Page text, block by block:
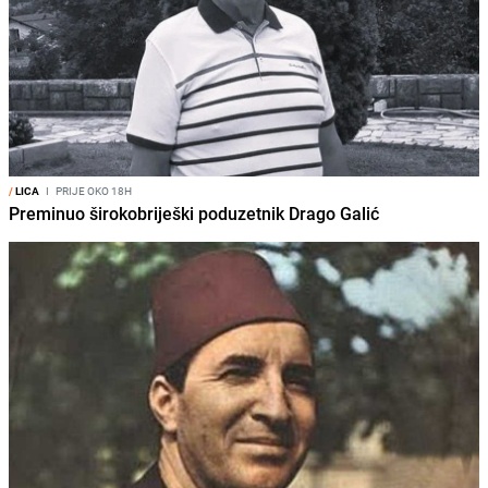
/LICA I PRIJE OKO 18H
Preminuo širokobriješki poduzetnik Drago Galić